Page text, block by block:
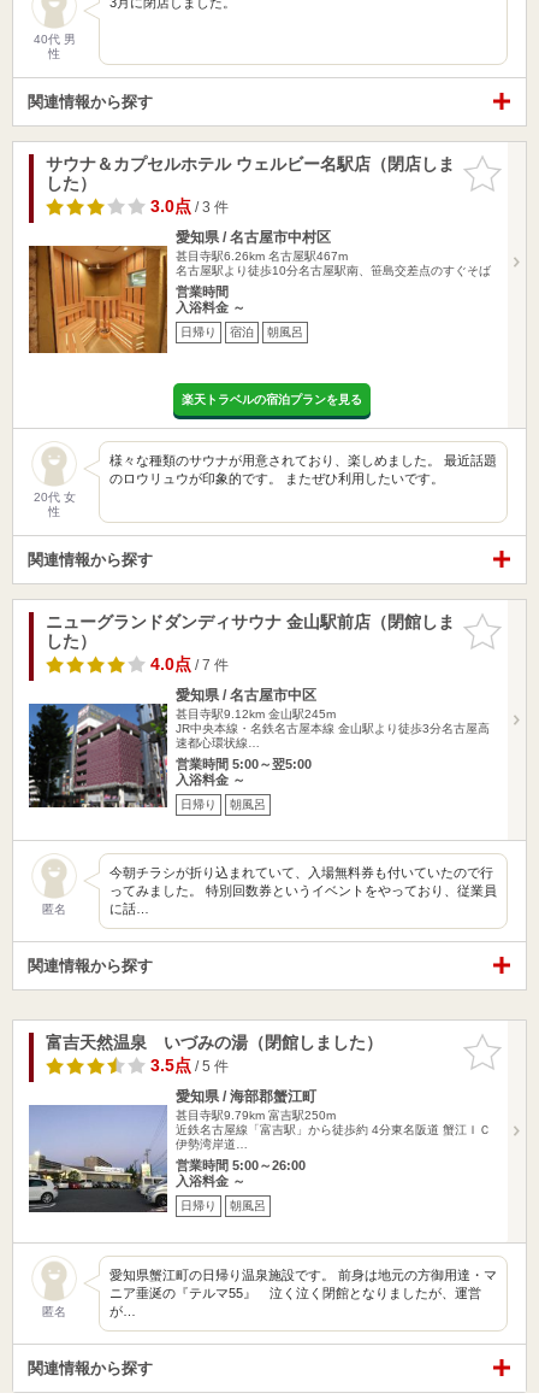
40代 男
性
関連情報から探す
お気に入
りに追加
サウナ＆カプセルホテル ウェルビー名駅店（閉店しま
した）
3.0点/ 3 件
愛知県 / 名古屋市中村区
甚目寺駅6.26km 名古屋駅467m
名古屋駅より徒歩10分名古屋駅南、笹島交差点のすぐそば
営業時間
入浴料金 ～
日帰り 宿泊 朝風呂
楽天トラベルの宿泊プランを見る
20代 女
性
様々な種類のサウナが用意されており、楽しめました。 最近話題
のロウリュウが印象的です。 またぜひ利用したいです。
関連情報から探す
お気に入
りに追加
ニューグランドダンディサウナ 金山駅前店（閉館しま
した）
4.0点/ 7 件
愛知県 / 名古屋市中区
甚目寺駅9.12km 金山駅245m
JR中央本線・名鉄名古屋本線 金山駅より徒歩3分名古屋高
速都心環状線…
営業時間 5:00～翌5:00
入浴料金 ～
日帰り 朝風呂
匿名
今朝チラシが折り込まれていて、入場無料券も付いていたので行
ってみました。 特別回数券というイベントをやっており、従業員
に話…
関連情報から探す
お気に入
りに追加
富吉天然温泉 いづみの湯（閉館しました）
3.5点/ 5 件
愛知県 / 海部郡蟹江町
甚目寺駅9.79km 富吉駅250m
近鉄名古屋線「富吉駅」から徒歩約 4分東名阪道 蟹江ＩＣ
伊勢湾岸道…
営業時間 5:00～26:00
入浴料金 ～
日帰り 朝風呂
匿名
愛知県蟹江町の日帰り温泉施設です。 前身は地元の方御用達・マ
ニア垂涎の『テルマ55』 泣く泣く閉館となりましたが、運営
が…
関連情報から探す